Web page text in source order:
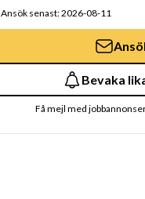
Ansök senast: 2026-08-11
Bevaka
Få mejl med